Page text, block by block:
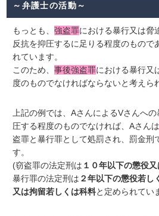
～弁護士の活動～
もっとも、強盗罪における暴行又は脅
反抗を抑圧するに足りる程度のもので
れています。
このため、事後強盗罪における暴行又
度のものでなければならないと考えら
上記の例では、AさんによるVさんへ
圧する程度のものでなければ、Aさん
盗罪と暴行罪として処罰され、罰金刑
す。
(窃盗罪の法定刑は １０年以下の懲役
暴行罪の法定刑は ２年以下の懲役若し
又は拘留若しくは科料と定められてい